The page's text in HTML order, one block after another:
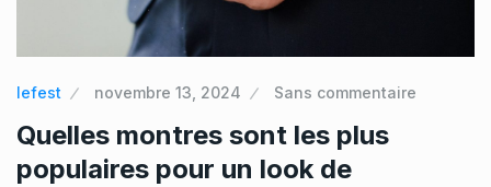
lefest novembre 13, 2024 Sans commentaire
Quelles montres sont les plus
populaires pour un look de